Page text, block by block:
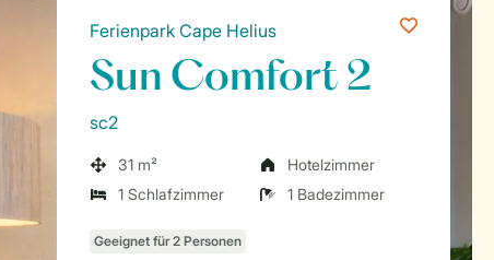
Ferienpark Cape Helius
Sun Comfort 2
sc2
31 m²
Hotelzimmer
1 Schlafzimmer
1 Badezimmer